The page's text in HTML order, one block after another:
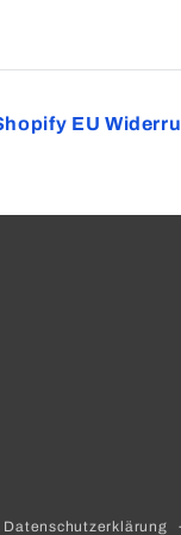
EU
Datenschutzerklärung